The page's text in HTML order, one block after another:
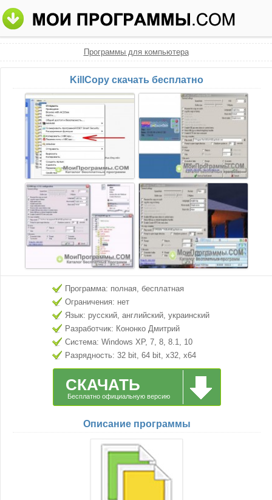
Программы для компьютера
KillCopy скачать бесплатно
Программа: полная, бесплатная
Ограничения: нет
Язык: русский, английский, украинский
Разработчик: Кононко Дмитрий
Система: Windows XP, 7, 8, 8.1, 10
Разрядность: 32 bit, 64 bit, x32, x64
СКАЧАТЬ
Бесплатно официальную версию
Описание программы